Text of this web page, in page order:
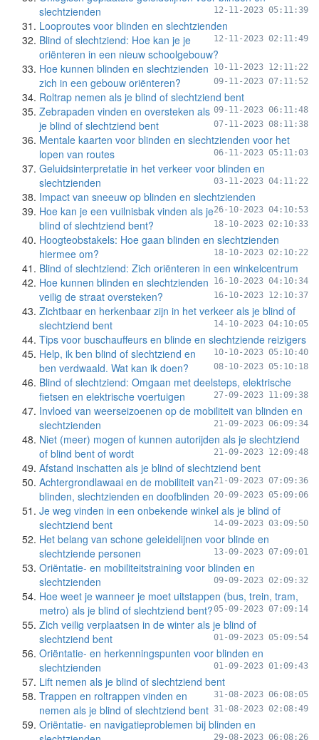
slechtzienden
12-11-2023 05:11:39
Looproutes voor blinden en slechtzienden
12-11-2023 02:11:49
Blind of slechtziend: Hoe kan je je
oriënteren in een nieuw schoolgebouw?
10-11-2023 12:11:22
Hoe kunnen blinden en slechtzienden
zich in een gebouw oriënteren?
09-11-2023 07:11:52
Roltrap nemen als je blind of slechtziend bent
09-11-2023 06:11:48
Zebrapaden vinden en oversteken als
je blind of slechtziend bent
07-11-2023 08:11:38
Mentale kaarten voor blinden en slechtzienden voor het
lopen van routes
06-11-2023 05:11:03
Geluidsinterpretatie in het verkeer voor blinden en
slechtzienden
03-11-2023 04:11:22
Impact van sneeuw op blinden en slechtzienden
26-10-2023 04:10:53
Hoe kan je een vuilnisbak vinden als je
blind of slechtziend bent?
18-10-2023 02:10:33
Hoogteobstakels: Hoe gaan blinden en slechtzienden
hiermee om?
18-10-2023 02:10:22
Blind of slechtziend: Zich oriënteren in een winkelcentrum
16-10-2023 04:10:34
Hoe kunnen blinden en slechtzienden
veilig de straat oversteken?
16-10-2023 12:10:37
Zichtbaar en herkenbaar zijn in het verkeer als je blind of
slechtziend bent
14-10-2023 04:10:05
Tips voor buschauffeurs en blinde en slechtziende reizigers
10-10-2023 05:10:40
Help, ik ben blind of slechtziend en
ben verdwaald. Wat kan ik doen?
08-10-2023 05:10:18
Blind of slechtziend: Omgaan met deelsteps, elektrische
fietsen en elektrische voertuigen
27-09-2023 11:09:38
Invloed van weerseizoenen op de mobiliteit van blinden en
slechtzienden
21-09-2023 06:09:34
Niet (meer) mogen of kunnen autorijden als je slechtziend
of blind bent of wordt
21-09-2023 12:09:48
Afstand inschatten als je blind of slechtziend bent
21-09-2023 07:09:36
Achtergrondlawaai en de mobiliteit van
blinden, slechtzienden en doofblinden 20-09-2023 05:09:06
Je weg vinden in een onbekende winkel als je blind of
slechtziend bent
14-09-2023 03:09:50
Het belang van schone geleidelijnen voor blinde en
slechtziende personen
13-09-2023 07:09:01
Oriëntatie- en mobiliteitstraining voor blinden en
slechtzienden
09-09-2023 02:09:32
Hoe weet je wanneer je moet uitstappen (bus, trein, tram,
metro) als je blind of slechtziend bent?05-09-2023 07:09:14
Zich veilig verplaatsen in de winter als je blind of
slechtziend bent
01-09-2023 05:09:54
Oriëntatie- en herkenningspunten voor blinden en
slechtzienden
01-09-2023 01:09:43
Lift nemen als je blind of slechtziend bent
31-08-2023 06:08:05
Trappen en roltrappen vinden en
nemen als je blind of slechtziend bent 31-08-2023 02:08:49
Oriëntatie- en navigatieproblemen bij blinden en
29-08-2023 06:08:26